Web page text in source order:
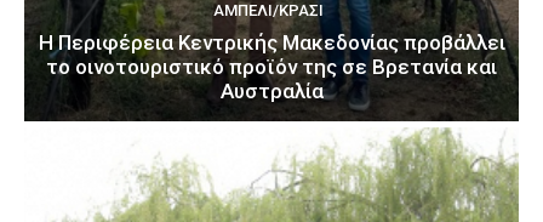
ΑΜΠΈΛΙ/ΚΡΑΣΊ
H Περιφέρεια Κεντρικής Μακεδονίας προβάλλει
το οινοτουριστικό προϊόν της σε Βρετανία και
Αυστραλία